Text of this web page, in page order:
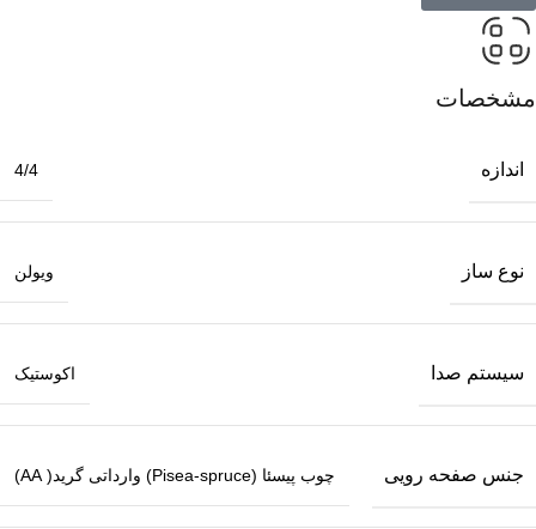
مشخصات
اندازه 4/4
نوع ساز ویولن
سیستم صدا اکوستیک
جنس صفحه رویی چوب پیسئا (Pisea-spruce) وارداتی گرید( AA)